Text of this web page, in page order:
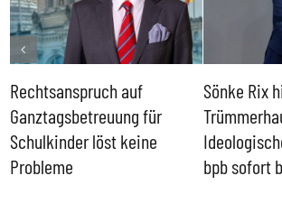
Rechtsanspruch auf
Ganztagsbetreuung für
Schulkinder löst keine
Probleme
Sönke Rix
bpb sofort